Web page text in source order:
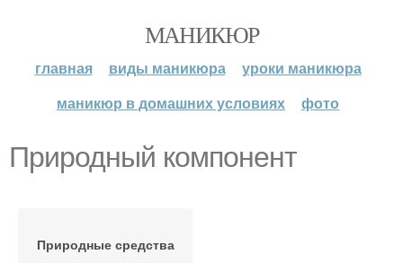
МАНИКЮР
главная виды маникюра
уроки маникюра
маникюр в домашних условиях
фото
Природный компонент
Природные средства